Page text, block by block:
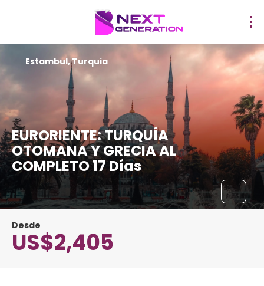
EURORIENTE: TURQUÍA
OTOMANA Y GRECIA AL
COMPLETO 17 Días
Estambul, Turquia
Desde
US$2,405